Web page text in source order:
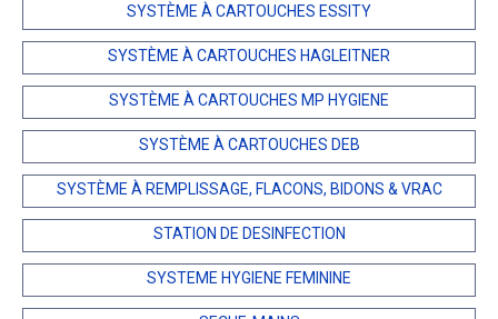
SYSTÈME À CARTOUCHES ESSITY
SYSTÈME À CARTOUCHES HAGLEITNER
SYSTÈME À CARTOUCHES MP HYGIENE
SYSTÈME À CARTOUCHES DEB
SYSTÈME À REMPLISSAGE, FLACONS, BIDONS & VRAC
STATION DE DESINFECTION
SYSTEME HYGIENE FEMININE